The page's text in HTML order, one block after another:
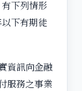
下列情形
下有期徒
資訊向金融
服務之事業